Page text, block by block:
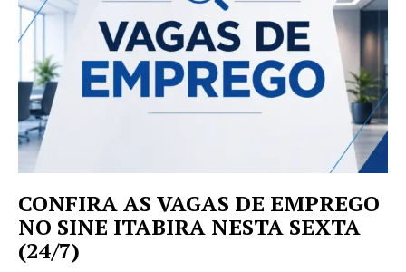
CONFIRA AS VAGAS DE EMPREGO
NO SINE ITABIRA NESTA SEXTA
(24/7)